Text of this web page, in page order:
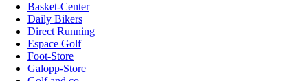
Basket-Center
Daily Bikers
Direct Running
Espace Golf
Foot-Store
Galopp-Store